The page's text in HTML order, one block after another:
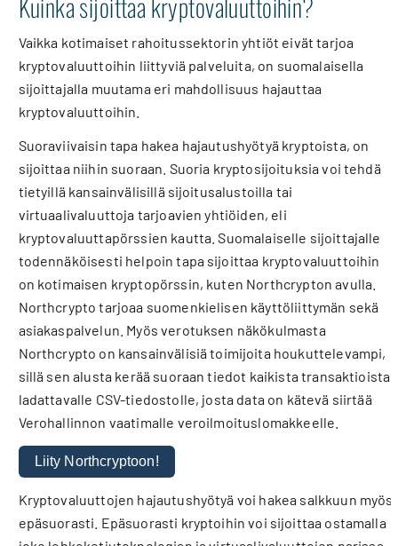
Vaikka kotimaiset rahoitussektorin yhtiöt eivät tarjoa
kryptovaluuttoihin liittyviä palveluita, on suomalaisella
sijoittajalla muutama eri mahdollisuus hajauttaa
kryptovaluuttoihin.
Suoraviivaisin tapa hakea hajautushyötyä kryptoista, on
sijoittaa niihin suoraan. Suoria kryptosijoituksia voi tehdä
tietyillä kansainvälisillä sijoitusalustoilla tai
virtuaalivaluuttoja tarjoavien yhtiöiden, eli
kryptovaluuttapörssien kautta. Suomalaiselle sijoittajalle
todennäköisesti helpoin tapa sijoittaa kryptovaluuttoihin
on kotimaisen kryptopörssin, kuten Northcrypton avulla.
Northcrypto tarjoaa suomenkielisen käyttöliittymän sekä
asiakaspalvelun. Myös verotuksen näkökulmasta
Northcrypto on kansainvälisiä toimijoita houkuttelevampi,
sillä sen alusta kerää suoraan tiedot kaikista transaktioista
ladattavalle CSV-tiedostolle, josta data on kätevä siirtää
Verohallinnon vaatimalle veroilmoituslomakkeelle.
Liity Northcryptoon!
Kryptovaluuttojen hajautushyötyä voi hakea salkkuun myös
epäsuorasti. Epäsuorasti kryptoihin voi sijoittaa ostamalla